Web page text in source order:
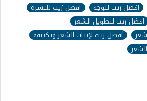
افضل زيت للوجه
افضل زيت للبشرة
افضل زيت لتطويل الشعر
أفضل زيت لإنبات الشعر وتكثيفه